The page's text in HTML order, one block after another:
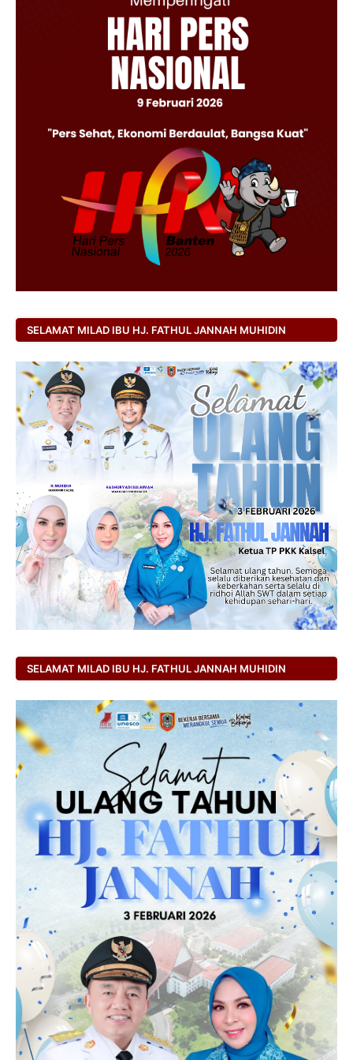
SELAMAT MILAD IBU HJ. FATHUL JANNAH MUHIDIN
SELAMAT MILAD IBU HJ. FATHUL JANNAH MUHIDIN